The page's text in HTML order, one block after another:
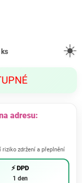
☀️
adresu:
riziko zdržení a přeplnění
⚡ DPD
1 den